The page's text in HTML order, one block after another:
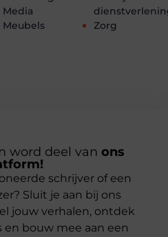
Media
Meubels
Zorg
word deel van ons
schrijver of een
Sluit je aan bij ons
jouw verhalen, ontdek
en bouw mee aan een